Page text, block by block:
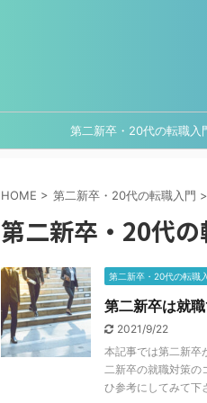
第二新卒・20代の転職入
HOME > 第二新卒・20代の転職入門 >
第二新卒・20代の
第二新卒・20代の転職
第二新卒は就
2021/9/22
本記事では第二新卒
二新卒の就職対策の
ひ参考にしてみて下